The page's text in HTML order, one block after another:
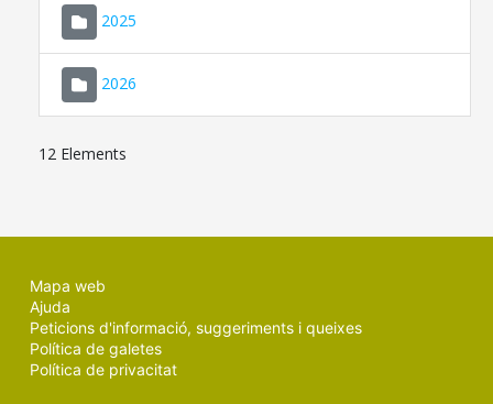
2025
2026
12 Elements
Mapa web
Ajuda
Peticions d'informació, suggeriments i queixes
Política de galetes
Política de privacitat